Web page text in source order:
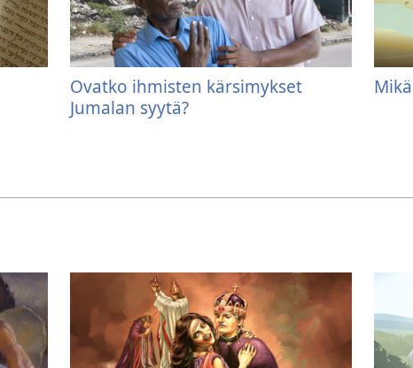
Ovatko ihmisten kärsimykset
Jumalan syytä?